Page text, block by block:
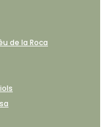
de la Roca